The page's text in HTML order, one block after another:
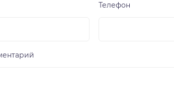
Телефон